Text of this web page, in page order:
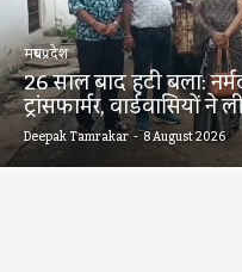
मध्यप्रदेश
26 साल बाद हटी बला:
ट्रांसफार्मर, वार्डवासियों ने
Deepak Tamrakar - 8 August 2026